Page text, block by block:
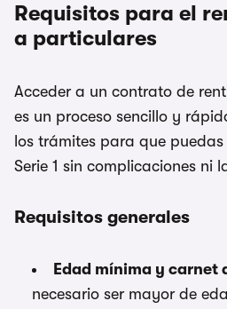
Requisitos para el
a particulares
Acceder a un contrato de
es un proceso sencillo y
los trámites para que
Serie 1 sin complicaciones ni
Requisitos generales
Edad mínima y carnet
necesario ser mayor de